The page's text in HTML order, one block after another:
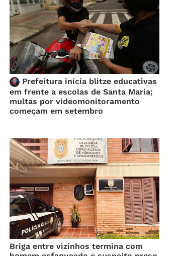
Prefeitura inicia blitze educativas
em frente a escolas de Santa Maria;
multas por videomonitoramento
começam em setembro
Briga entre vizinhos termina com